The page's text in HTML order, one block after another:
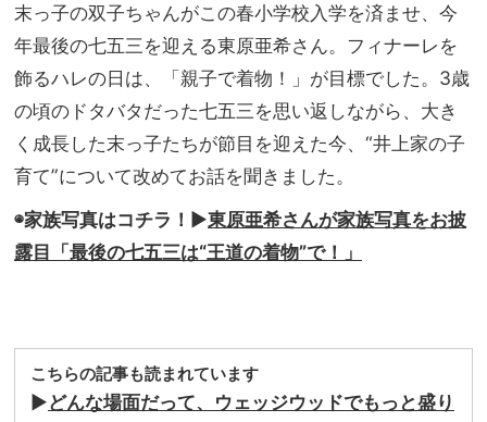
末っ子の双子ちゃんがこの春小学校入学を済ませ、今
年最後の七五三を迎える東原亜希さん。フィナーレを
飾るハレの日は、「親子で着物！」が目標でした。3歳
の頃のドタバタだった七五三を思い返しながら、大き
く成長した末っ子たちが節目を迎えた今、“井上家の子
育て”について改めてお話を聞きました。
◉家族写真はコチラ！ ▶︎東原亜希さんが家族写真をお披
露目「最後の七五三は“王道の着物”で！」
こちらの記事も読まれています
▶︎どんな場面だって、ウェッジウッドでもっと盛り